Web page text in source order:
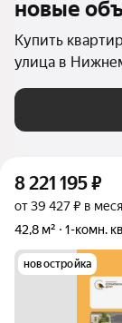
новые
Купить
улица в
8 221 195₽
от 39 427 ₽ в
42,8 м²
1-комн.
новостройка